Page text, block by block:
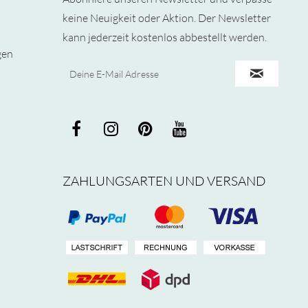
keine Neuigkeit oder Aktion. Der Newsletter
kann jederzeit kostenlos abbestellt werden.
ZAHLUNGSARTEN UND VERSAND